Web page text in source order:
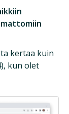
kertaa kuin
kun olet